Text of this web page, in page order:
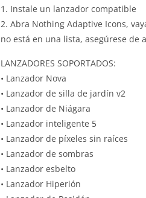
1. Instale un lanzador compatible
2. Abra Nothing Adaptive Icons,
no está en una lista, asegúrese
LANZADORES SOPORTADOS:
• Lanzador Nova
• Lanzador de silla de jardín v2
• Lanzador de Niágara
• Lanzador inteligente 5
• Lanzador de píxeles sin raíces
• Lanzador de sombras
• Lanzador esbelto
• Lanzador Hiperión